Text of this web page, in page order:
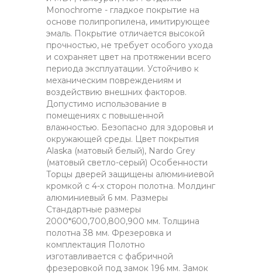
Monochrome - гладкое покрытие на
основе полипропилена, имитирующее
эмаль. Покрытие отличается высокой
прочностью, не требует особого ухода
и сохраняет цвет на протяжении всего
периода эксплуатации. Устойчиво к
механическим повреждениям и
воздействию внешних факторов.
Допустимо использование в
помещениях с повышенной
влажностью. Безопасно для здоровья и
окружающей среды. Цвет покрытия
Alaska (матовый белый), Nardo Grey
(матовый светло-серый) Особенности
Торцы дверей защищены алюминиевой
кромкой с 4-х сторон полотна. Молдинг
алюминиевый 6 мм. Размеры
Стандартные размеры
2000*600,700,800,900 мм. Толщина
полотна 38 мм. Фрезеровка и
комплектация Полотно
изготавливается с фабричной
фрезеровкой под замок 196 мм. Замок